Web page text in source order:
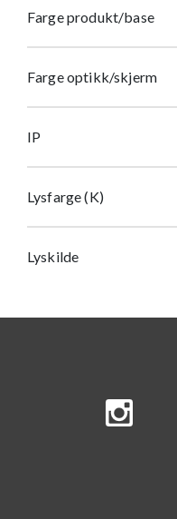
Farge produkt/base
Farge optikk/skjerm
IP
Lysfarge (K)
Lyskilde